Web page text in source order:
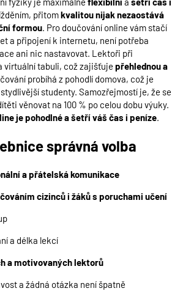
přitomkvalitou nijak nezaostává
formou. Pro doučování online vám stačí
a připojení k internetu, není potřeba
ani nic nastavovat. Lektoři při
virtuální tabuli, což zajišťuje přehlednou a
probíhá z pohodlí domova, což je
studenty. Samozřejmostí je, že se
věnovat na 100 % po celou dobu výuky.
je pohodlné a šetří váš čas i peníze.
správná volba
a přátelská komunikace
cizinců i žáků s poruchami učení
a délka lekcí
a motivovaných lektorů
a žádná otázka není špatně